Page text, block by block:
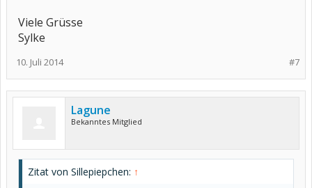
Viele Grüsse
Sylke
#7
10. Juli 2014
Lagune
Bekanntes Mitglied
Zitat von Sillepiepchen: ↑